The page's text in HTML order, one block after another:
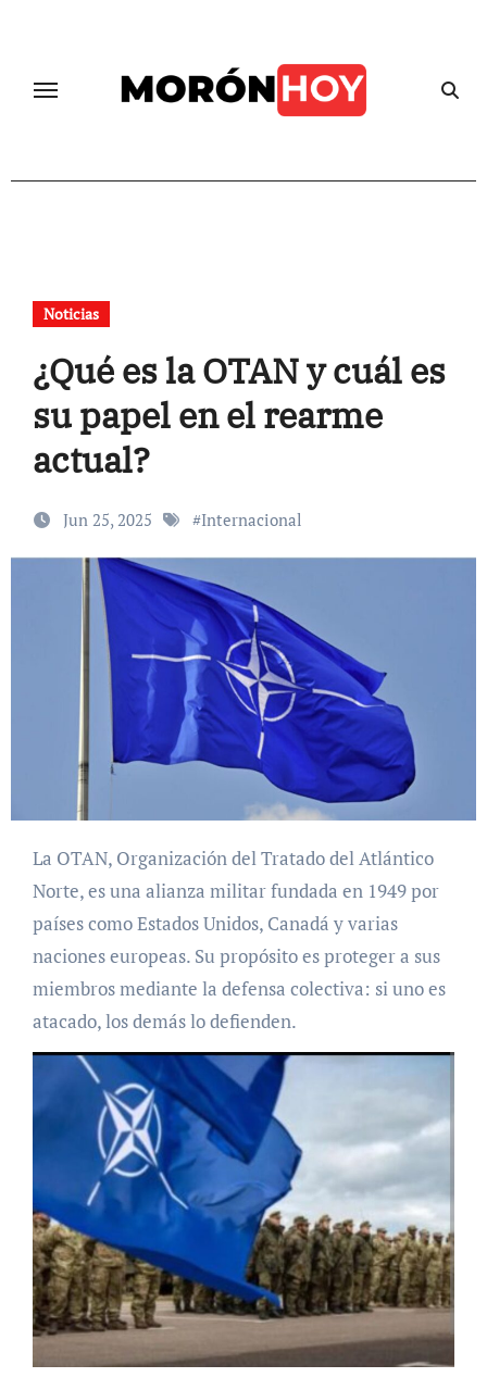
Noticias
¿Qué es la OTAN y cuál es
su papel en el rearme
actual?
Jun 25, 2025 #Internacional
La OTAN, Organización del Tratado del Atlántico
Norte, es una alianza militar fundada en 1949 por
países como Estados Unidos, Canadá y varias
naciones europeas. Su propósito es proteger a sus
miembros mediante la defensa colectiva: si uno es
atacado, los demás lo defienden.